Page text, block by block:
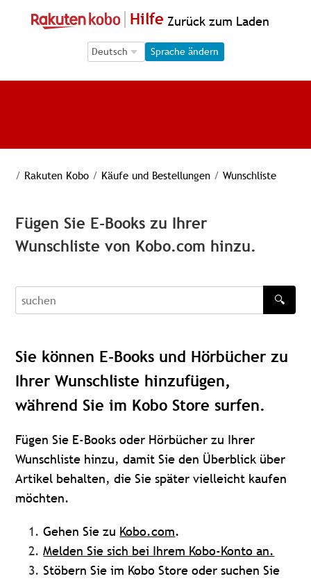
Hilfe Zurück zum Laden
Language Selection
Language Selection
Sprache ändern
/ Rakuten Kobo / Käufe und Bestellungen / Wunschliste
Fügen Sie E-Books zu Ihrer
Wunschliste von Kobo.com hinzu.
recherche
🔍
Sie können E-Books und Hörbücher zu
Ihrer Wunschliste hinzufügen,
während Sie im Kobo Store surfen.
Fügen Sie E-Books oder Hörbücher zu Ihrer
Wunschliste hinzu, damit Sie den Überblick über
Artikel behalten, die Sie später vielleicht kaufen
möchten.
Gehen Sie zu Kobo.com.
Melden Sie sich bei Ihrem Kobo-Konto an.
Stöbern Sie im Kobo Store oder suchen Sie